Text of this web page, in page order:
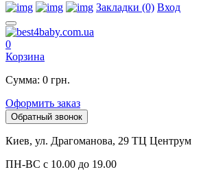
Закладки (0) Вход
0
Корзина
Сумма: 0 грн.
Оформить заказ
Обратный звонок
Киев, ул. Драгоманова, 29 ТЦ Центрум
ПН-ВС с 10.00 до 19.00